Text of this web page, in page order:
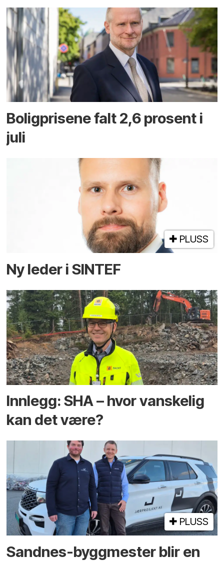
Boligprisene falt 2,6 prosent i
juli
PLUSS
Ny leder i SINTEF
Innlegg: SHA – hvor vanskelig
kan det være?
PLUSS
Sandnes-byggmester blir en